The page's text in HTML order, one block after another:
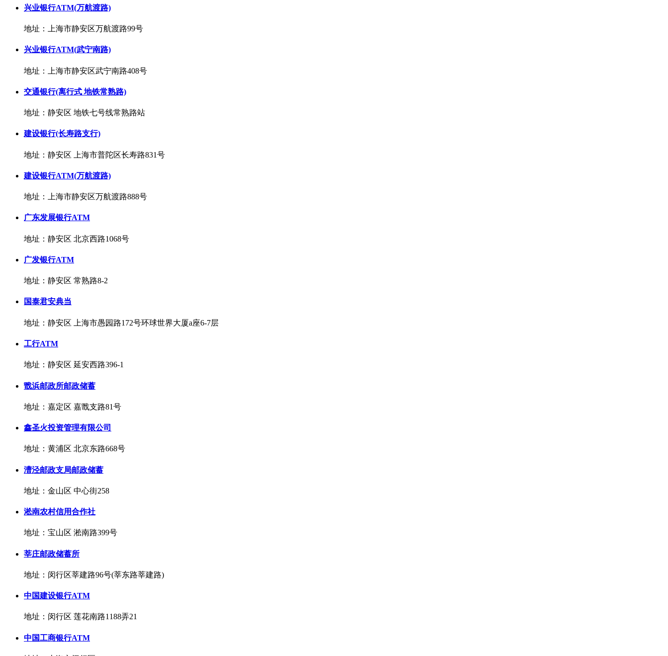
兴业银行ATM(万航渡路)
地址：上海市静安区万航渡路99号
兴业银行ATM(武宁南路)
地址：上海市静安区武宁南路408号
交通银行(离行式 地铁常熟路)
地址：静安区 地铁七号线常熟路站
建设银行(长寿路支行)
地址：静安区 上海市普陀区长寿路831号
建设银行ATM(万航渡路)
地址：上海市静安区万航渡路888号
广东发展银行ATM
地址：静安区 北京西路1068号
广发银行ATM
地址：静安区 常熟路8-2
国泰君安典当
地址：静安区 上海市愚园路172号环球世界大厦a座6-7层
工行ATM
地址：静安区 延安西路396-1
戬浜邮政所邮政储蓄
地址：嘉定区 嘉戬支路81号
鑫圣火投资管理有限公司
地址：黄浦区 北京东路668号
漕泾邮政支局邮政储蓄
地址：金山区 中心街258
淞南农村信用合作社
地址：宝山区 淞南路399号
莘庄邮政储蓄所
地址：闵行区莘建路96号(莘东路莘建路)
中国建设银行ATM
地址：闵行区 莲花南路1188弄21
中国工商银行ATM